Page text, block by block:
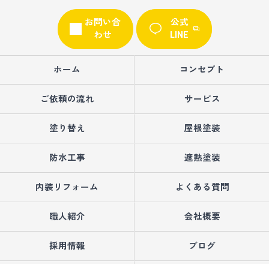
お問い合
わせ
公式
LINE
ホーム コンセプト
ご依頼の流れ サービス
塗り替え 屋根塗装
防水工事 遮熱塗装
内装リフォーム よくある質問
職人紹介 会社概要
採用情報 ブログ